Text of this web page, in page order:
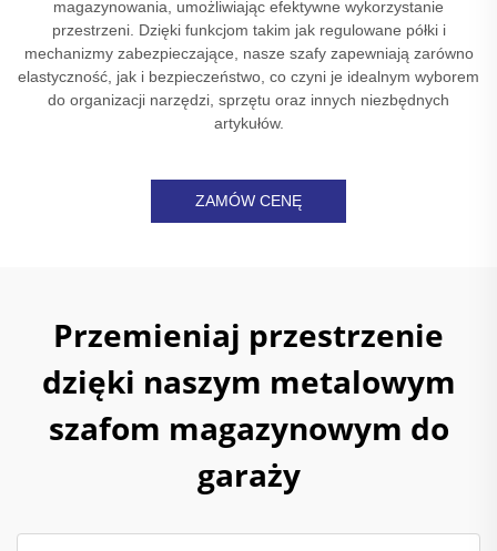
magazynowania, umożliwiając efektywne wykorzystanie
przestrzeni. Dzięki funkcjom takim jak regulowane półki i
mechanizmy zabezpieczające, nasze szafy zapewniają zarówno
elastyczność, jak i bezpieczeństwo, co czyni je idealnym wyborem
do organizacji narzędzi, sprzętu oraz innych niezbędnych
artykułów.
ZAMÓW CENĘ
Przemieniaj przestrzenie
dzięki naszym metalowym
szafom magazynowym do
garaży